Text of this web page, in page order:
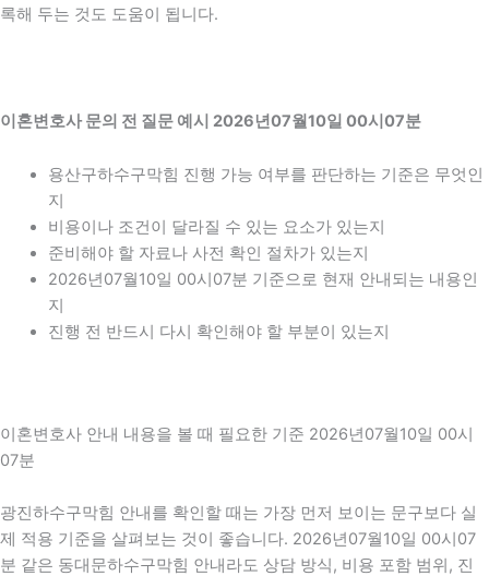
록해 두는 것도 도움이 됩니다.
이혼변호사 문의 전 질문 예시 2026년07월10일 00시07분
용산구하수구막힘 진행 가능 여부를 판단하는 기준은 무엇인
지
비용이나 조건이 달라질 수 있는 요소가 있는지
준비해야 할 자료나 사전 확인 절차가 있는지
2026년07월10일 00시07분 기준으로 현재 안내되는 내용인
지
진행 전 반드시 다시 확인해야 할 부분이 있는지
이혼변호사 안내 내용을 볼 때 필요한 기준 2026년07월10일 00시
07분
광진하수구막힘 안내를 확인할 때는 가장 먼저 보이는 문구보다 실
제 적용 기준을 살펴보는 것이 좋습니다. 2026년07월10일 00시07
분 같은 동대문하수구막힘 안내라도 상담 방식, 비용 포함 범위, 진